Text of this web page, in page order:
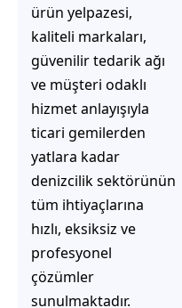
içtenlikle teşekkür
ediyorum. Birlikte
çalışmaktan büyük
memnuniyet duyuyor,
başarılarla dolu uzun
yıllar boyunca aynı
dayanışma ve güven
ortamında nice
projelere imza atmayı
temenni ediyorum.
Kaptan Deniz